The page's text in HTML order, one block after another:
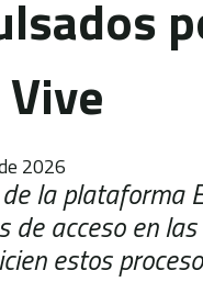
2026
la plataforma
de acceso en
estos